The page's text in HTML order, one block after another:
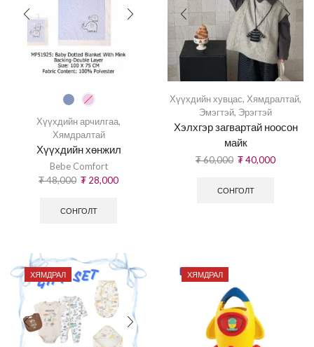
Хүүхдийн арчилгаа,
Хямдралтай
Хүүхдийн хөнжил
Bebe Comfort
₮48,000 ₮ 28,000
СОНГОЛТ
Хүүхдийн хувцас, Хямдралтай,
Эмэгтэй, Эрэгтэй
Хэлхгэр загвартай ноосон
майк
₮60,000 ₮40,000
СОНГОЛТ
ХЯМДРАЛ ХЯМДРАЛ